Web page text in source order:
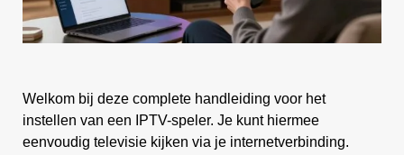
Welkom bij deze complete handleiding voor het
instellen van een IPTV-speler. Je kunt hiermee
eenvoudig televisie kijken via je internetverbinding.